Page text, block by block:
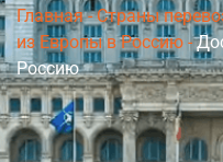
Главная-Страны
из Европы в Россию -
Россию